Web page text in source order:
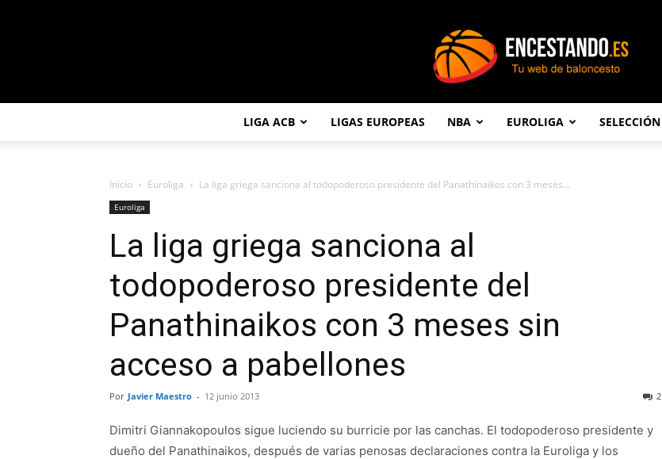
LIGA ACB LIGAS EUROPEAS NBA EUROLIGA SELECCIÓN
Inicio Euroliga La liga griega sanciona al todopoderoso presidente del Panathinaikos con 3 meses...
Euroliga
La liga griega sanciona al
todopoderoso presidente del
Panathinaikos con 3 meses sin
acceso a pabellones
Por Javier Maestro - 12 junio 2013 2
Dimitri Giannakopoulos sigue luciendo su burricie por las canchas. El todopoderoso presidente y
dueño del Panathinaikos, después de varias penosas declaraciones contra la Euroliga y los